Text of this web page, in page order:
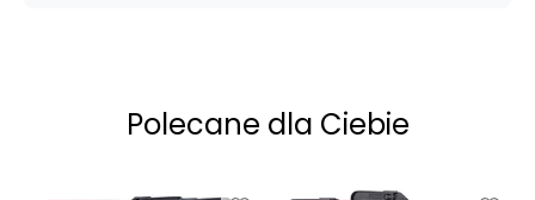
Polecane dla Ciebie